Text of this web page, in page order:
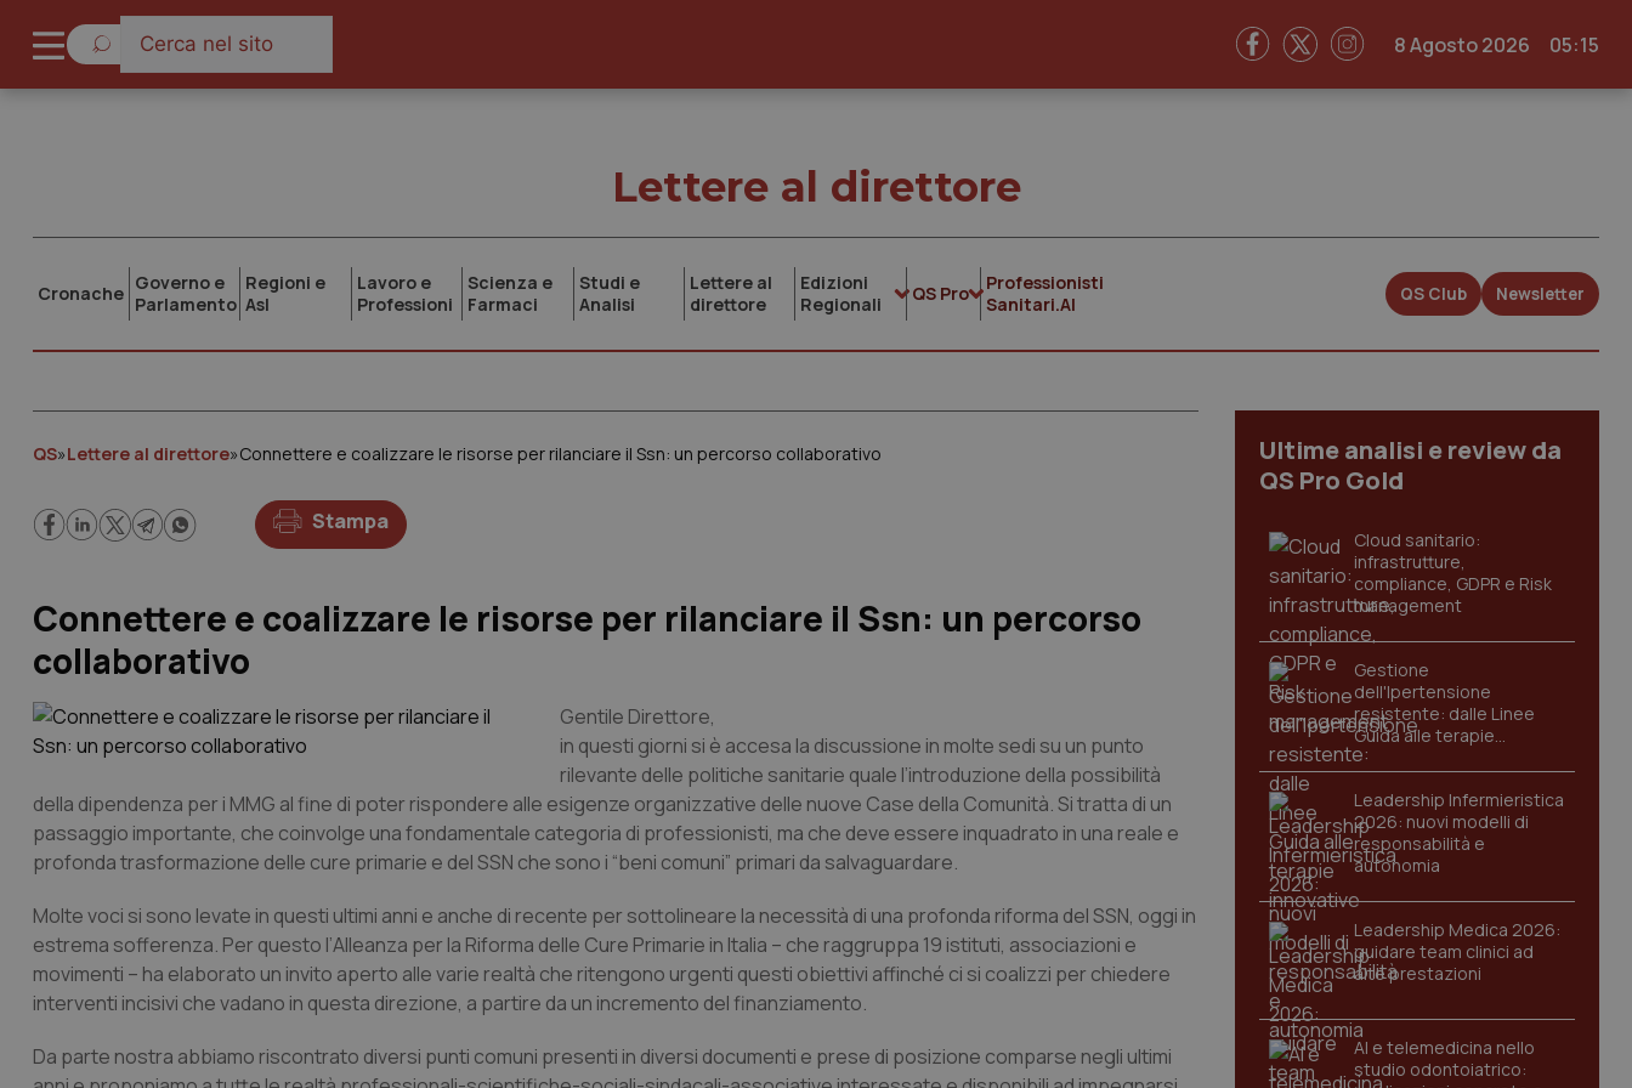
8 Agosto 2026 05:15
Lettere al direttore
Cronache Governo e
Parlamento
Regioni e
Asl
Lavoro e
Professioni
Scienza e
Farmaci
Studi e
Analisi
Lettere al
direttore
Edizioni
Regionali
QS Pro
Professionisti
Sanitari.AI
QS Club Newsletter
QS»Lettere al direttore»Connettere e coalizzare le risorse per rilanciare il Ssn: un percorso collaborativo
Stampa
Connettere e coalizzare le risorse per rilanciare il Ssn: un percorso
collaborativo
Gentile Direttore,
in questi giorni si è accesa la discussione in molte sedi su un punto
rilevante delle politiche sanitarie quale l’introduzione della possibilità
della dipendenza per i MMG al fine di poter rispondere alle esigenze organizzative delle nuove Case della Comunità. Si tratta di un
passaggio importante, che coinvolge una fondamentale categoria di professionisti, ma che deve essere inquadrato in una reale e
profonda trasformazione delle cure primarie e del SSN che sono i “beni comuni” primari da salvaguardare.
Molte voci si sono levate in questi ultimi anni e anche di recente per sottolineare la necessità di una profonda riforma del SSN, oggi in
estrema sofferenza. Per questo l’Alleanza per la Riforma delle Cure Primarie in Italia – che raggruppa 19 istituti, associazioni e
movimenti – ha elaborato un invito aperto alle varie realtà che ritengono urgenti questi obiettivi affinché ci si coalizzi per chiedere
interventi incisivi che vadano in questa direzione, a partire da un incremento del finanziamento.
Da parte nostra abbiamo riscontrato diversi punti comuni presenti in diversi documenti e prese di posizione comparse negli ultimi
Ultime analisi e review da
QS Pro Gold
Cloud sanitario:
infrastrutture,
compliance, GDPR e Risk
management
Gestione
dell'Ipertensione
resistente: dalle Linee
Guida alle terapie
innovative
Leadership Infermieristica
2026: nuovi modelli di
responsabilità e
autonomia
Leadership Medica 2026:
guidare team clinici ad
alte prestazioni
AI e telemedicina nello
studio odontoiatrico: